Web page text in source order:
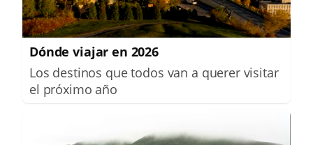
Dónde viajar en 2026
Los destinos que todos van a querer visitar
el próximo año